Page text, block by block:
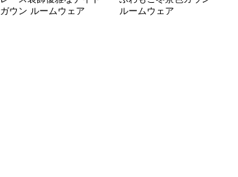
ガウン ルームウェア
ルームウェア